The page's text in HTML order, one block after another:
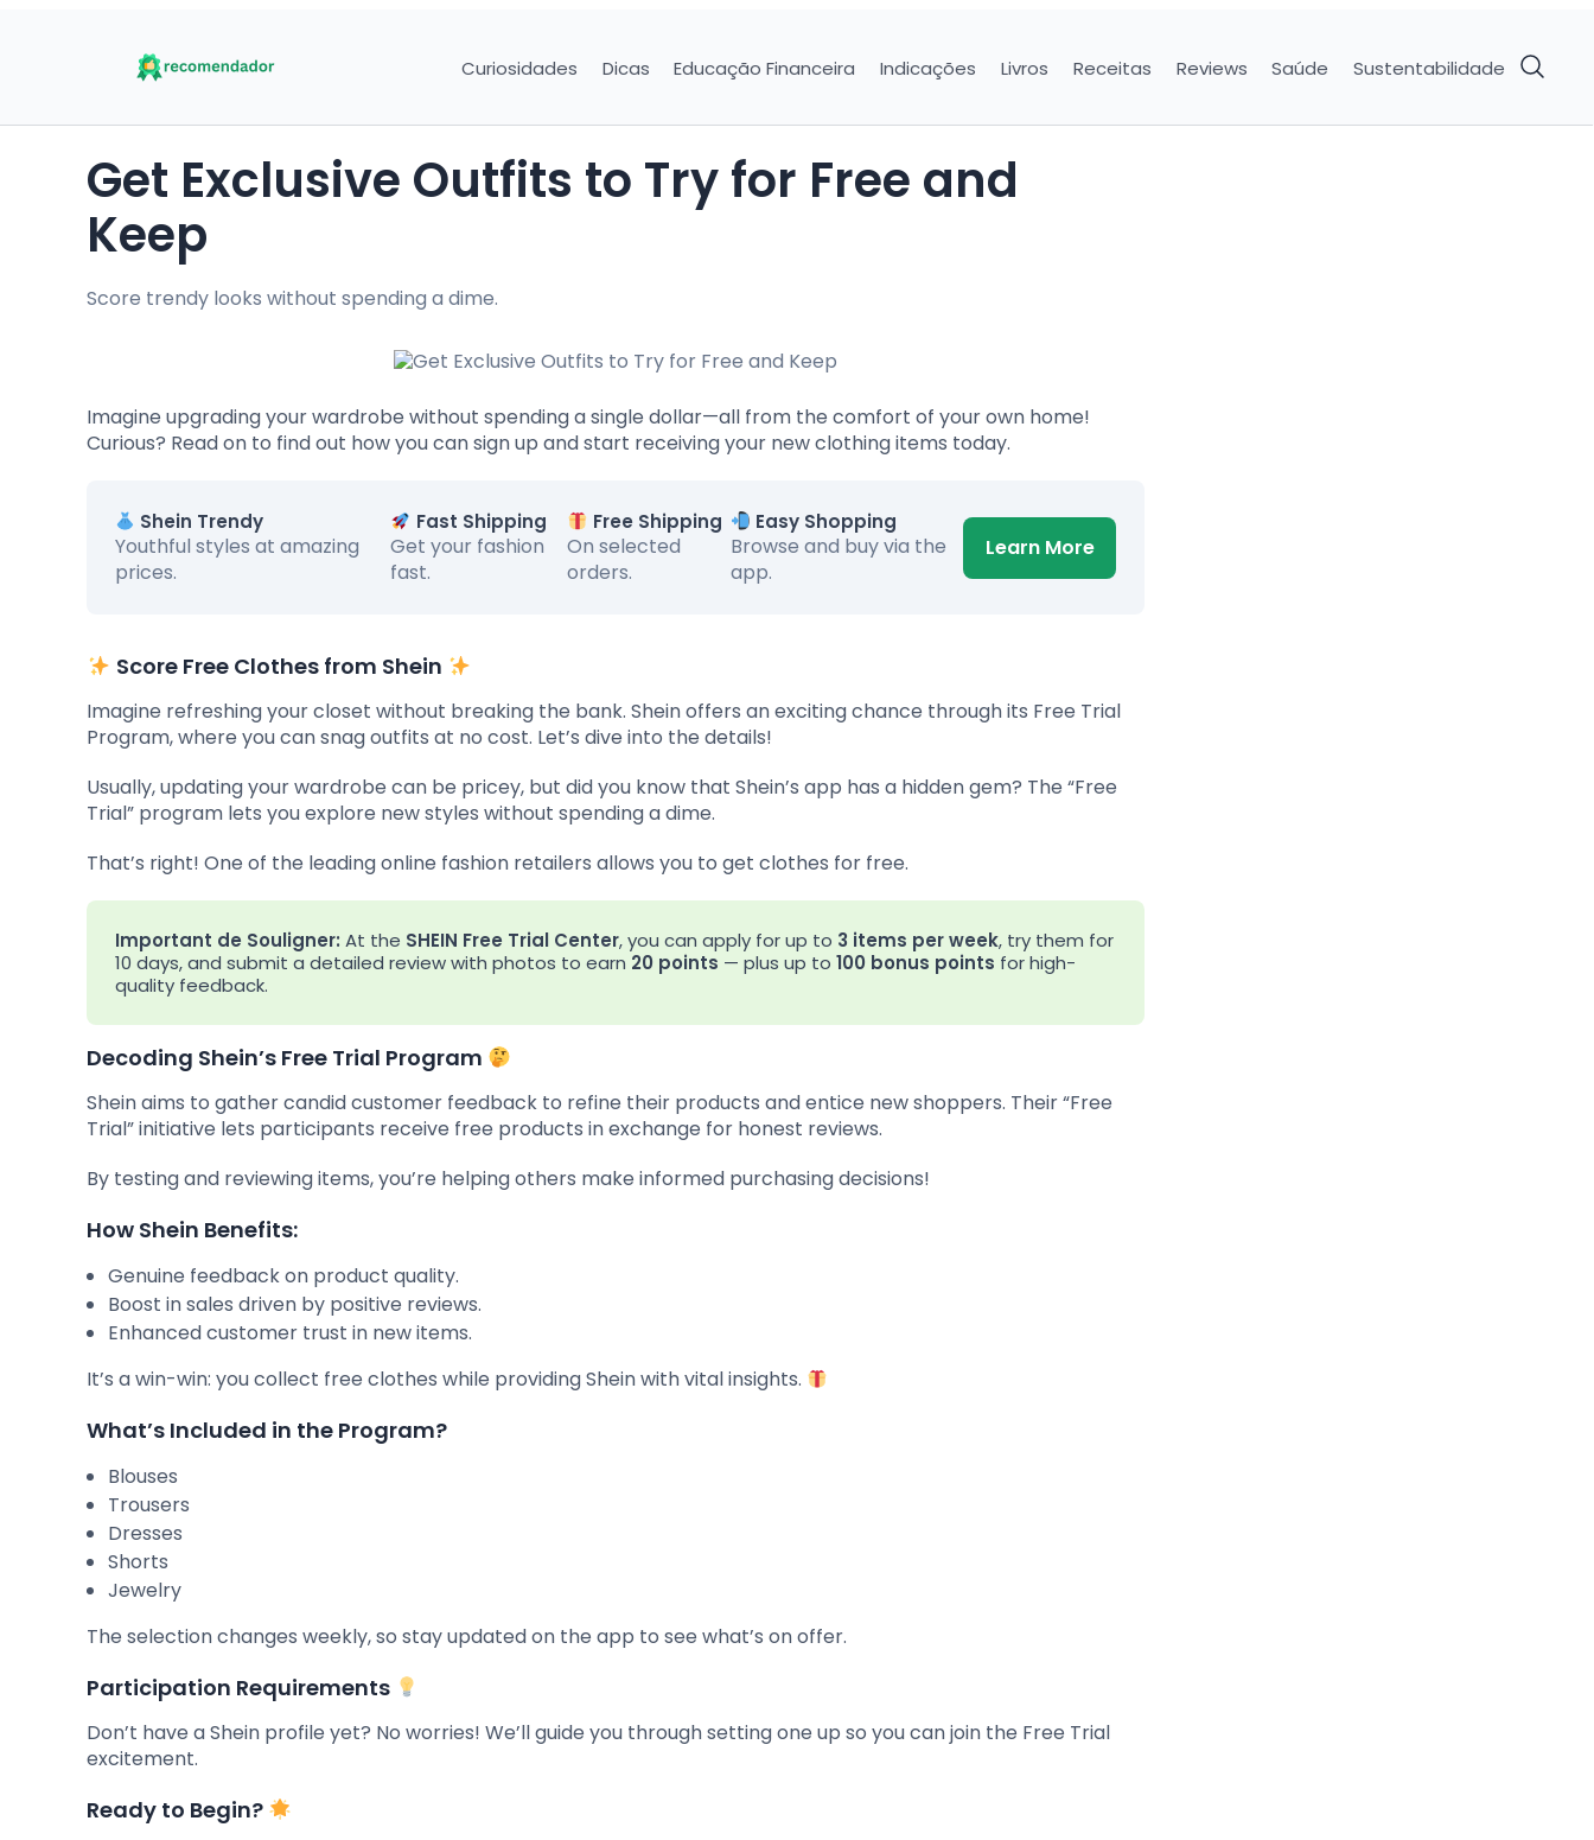
Curiosidades Dicas Educação Financeira Indicações Livros Receitas Reviews Saúde Sustentabilidade
Get Exclusive Outfits to Try for Free and
Keep
Score trendy looks without spending a dime.
Imagine upgrading your wardrobe without spending a single dollar—all from the comfort of your own home!
Curious? Read on to find out how you can sign up and start receiving your new clothing items today.
Shein Trendy
Youthful styles at amazing
prices.
Fast Shipping
Get your fashion
fast.
Free Shipping
On selected
orders.
Easy Shopping
Browse and buy via the
app.
Learn More
Score Free Clothes from Shein
Imagine refreshing your closet without breaking the bank. Shein offers an exciting chance through its Free Trial
Program, where you can snag outfits at no cost. Let’s dive into the details!
Usually, updating your wardrobe can be pricey, but did you know that Shein’s app has a hidden gem? The “Free
Trial” program lets you explore new styles without spending a dime.
That’s right! One of the leading online fashion retailers allows you to get clothes for free.
Important de Souligner: At the SHEIN Free Trial Center, you can apply for up to 3 items per week, try them for
10 days, and submit a detailed review with photos to earn 20 points — plus up to 100 bonus points for high-
quality feedback.
Decoding Shein’s Free Trial Program
Shein aims to gather candid customer feedback to refine their products and entice new shoppers. Their “Free
Trial” initiative lets participants receive free products in exchange for honest reviews.
By testing and reviewing items, you’re helping others make informed purchasing decisions!
How Shein Benefits:
Genuine feedback on product quality.
Boost in sales driven by positive reviews.
Enhanced customer trust in new items.
It’s a win-win: you collect free clothes while providing Shein with vital insights.
What’s Included in the Program?
Blouses
Trousers
Dresses
Shorts
Jewelry
The selection changes weekly, so stay updated on the app to see what’s on offer.
Participation Requirements
Don’t have a Shein profile yet? No worries! We’ll guide you through setting one up so you can join the Free Trial
excitement.
Ready to Begin?